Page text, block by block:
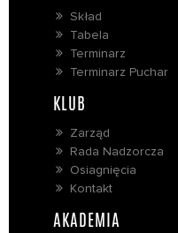
Skład
Tabela
Terminarz
Terminarz Puchar
KLUB
Zarząd
Rada Nadzorcza
Osiagnięcia
Kontakt
AKADEMIA